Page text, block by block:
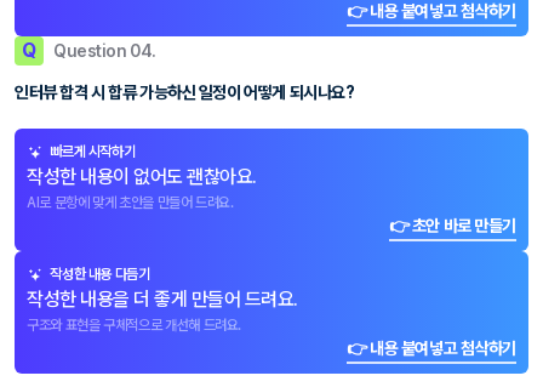
👉 내용 붙여넣고 첨삭하기
Q Question 04.
인터뷰 합격 시 합류 가능하신 일정이 어떻게 되시나요?
빠르게 시작하기
작성한 내용이 없어도 괜찮아요.
AI로 문항에 맞게 초안을 만들어 드려요.
👉 초안 바로 만들기
작성한 내용 다듬기
작성한 내용을 더 좋게 만들어 드려요.
구조와 표현을 구체적으로 개선해 드려요.
👉 내용 붙여넣고 첨삭하기